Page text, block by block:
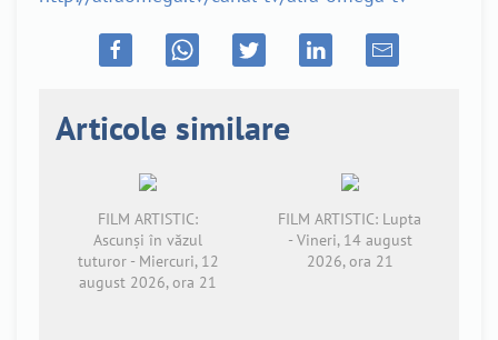
Articole similare
FILM ARTISTIC:
Ascunși în văzul
tuturor - Miercuri, 12
august 2026, ora 21
FILM ARTISTIC: Lupta
- Vineri, 14 august
2026, ora 21